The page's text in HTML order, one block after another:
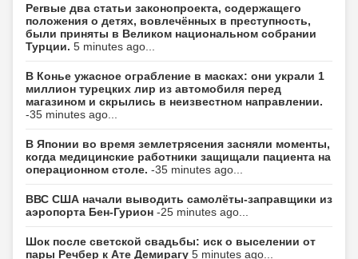
Perвые два статьи законопроекта, содержащего
положения о детях, вовлечённых в преступность,
были приняты в Великом национальном собрании
Турции. 5 minutes ago...
В Конье ужасное ограбление в масках: они украли 1
миллион турецких лир из автомобиля перед
магазином и скрылись в неизвестном направлении.
-35 minutes ago...
В Японии во время землетрясения засняли моменты,
когда медицинские работники защищали пациента на
операционном столе. -35 minutes ago...
ВВС США начали выводить самолёты-заправщики из
аэропорта Бен-Гурион -25 minutes ago...
Шок после светской свадьбы: иск о выселении от
пары Речбер к Ате Демирагу 5 minutes ago...